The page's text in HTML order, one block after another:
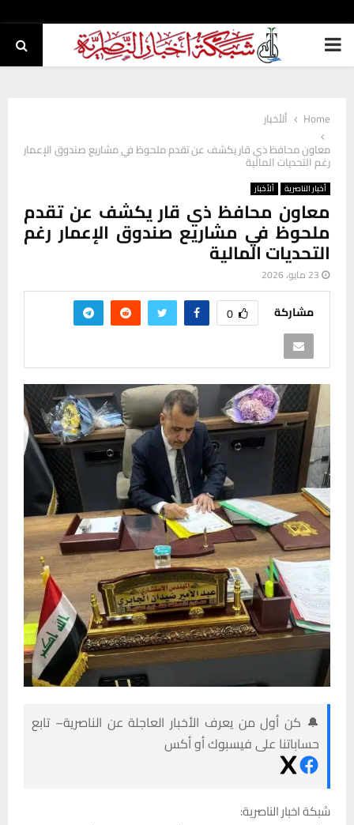
PRIMARY
Home
ألأخبار
معاون محافظ ذي قار يكشف عن تقدم ملحوظ في مشاريع صندوق الإعمار
رغم التحديات المالية
أخبار الناصرية ألأخبار
معاون محافظ ذي قار يكشف عن تقدم
ملحوظ في مشاريع صندوق الإعمار رغم
التحديات المالية
23 مايو، 2026
مشاركة 0
🔔 كن أول من يعرف الأخبار العاجلة عن الناصرية– تابع
حساباتنا على فيسبوك أو أكس
شبكة اخبار الناصرية: